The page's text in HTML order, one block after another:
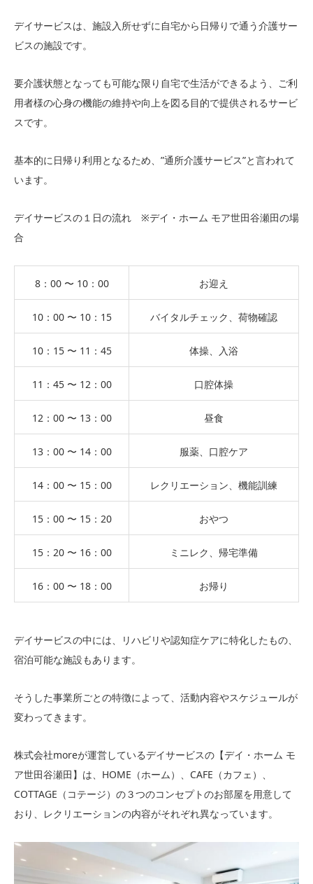
デイサービスは、施設入所せずに自宅から日帰りで通う介護サー
ビスの施設です。
要介護状態となっても可能な限り自宅で生活ができるよう、ご利
用者様の心身の機能の維持や向上を図る目的で提供されるサービ
スです。
基本的に日帰り利用となるため、”通所介護サービス”と言われて
います。
デイサービスの１日の流れ ※デイ・ホーム モア世田谷瀬田の場
合
8：00 〜 10：00 お迎え
10：00 〜 10：15 バイタルチェック、荷物確認
10：15 〜 11：45 体操、入浴
11：45 〜 12：00 口腔体操
12：00 〜 13：00 昼食
13：00 〜 14：00 服薬、口腔ケア
14：00 〜 15：00 レクリエーション、機能訓練
15：00 〜 15：20 おやつ
15：20 〜 16：00 ミニレク、帰宅準備
16：00 〜 18：00 お帰り
デイサービスの中には、リハビリや認知症ケアに特化したもの、
宿泊可能な施設もあります。
そうした事業所ごとの特徴によって、活動内容やスケジュールが
変わってきます。
株式会社moreが運営しているデイサービスの【デイ・ホーム モ
ア世田谷瀬田】は、HOME（ホーム）、CAFE（カフェ）、
COTTAGE（コテージ）の３つのコンセプトのお部屋を用意して
おり、レクリエーションの内容がそれぞれ異なっています。